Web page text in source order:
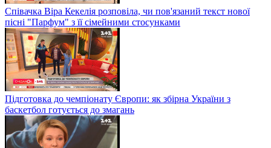
Співачка Віра Кекелія розповіла, чи пов'язаний текст нової
пісні "Парфум" з її сімейними стосунками
Підготовка до чемпіонату Європи: як збірна України з
баскетбол готується до змагань